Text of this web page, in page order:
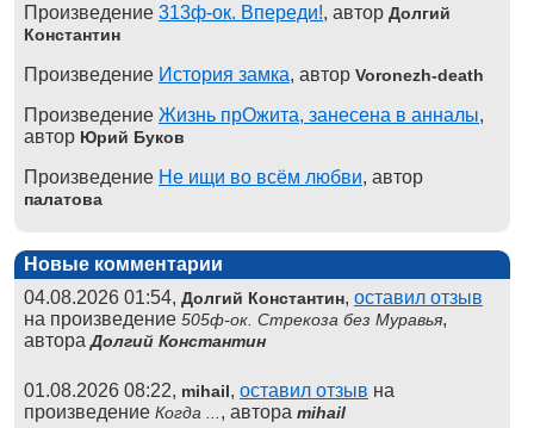
Произведение 313ф-ок. Впереди!, автор Долгий
Константин
Произведение История замка, автор Voronezh-death
Произведение Жизнь прОжита, занесена в анналы,
автор Юрий Буков
Произведение Не ищи во всём любви, автор
палатова
Новые комментарии
04.08.2026 01:54, Долгий Константин, оставил отзыв
на произведение 505ф-ок. Стрекоза без Муравья,
автораДолгий Константин
01.08.2026 08:22, mihail, оставил отзыв на
произведение Когда ... , автора mihail